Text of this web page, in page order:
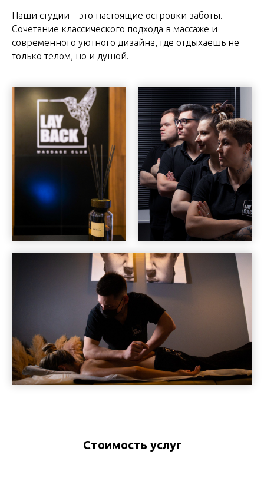
Наши студии – это настоящие островки заботы.
Сочетание классического подхода в массаже и
современного уютного дизайна, где отдыхаешь не
только телом, но и душой.
Стоимость услуг